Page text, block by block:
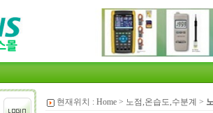
현재위치 : Home > 노점,온습도,수분계 >